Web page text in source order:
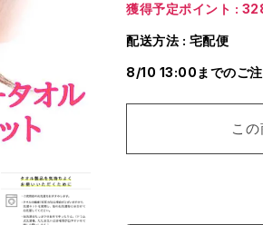
獲得予定ポイント :
配送方法 : 宅配便
8/10 13:00までのご
こ